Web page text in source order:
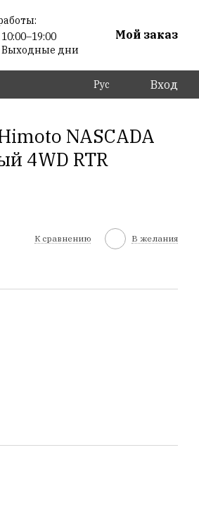
10:00–19:00
Выходные дни
Мой заказ
Рус Вход
NASCADA
4WD RTR
К сравнению В желания